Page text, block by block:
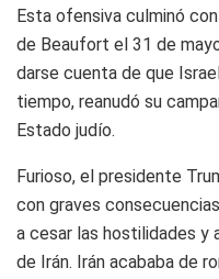
Esta ofensiva culminó
de Beaufort el 31 de
darse cuenta de que
tiempo, reanudó su
Estado judío.
Furioso, el presidente
con graves
a cesar las hostilidades y
de Irán. Irán acababa de